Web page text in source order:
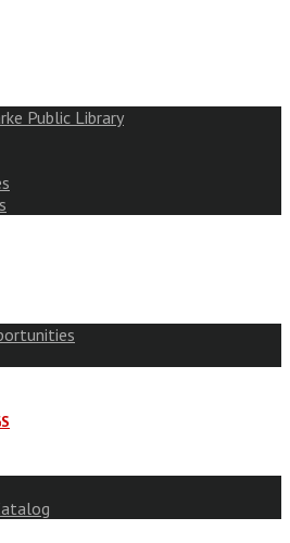
Public Library